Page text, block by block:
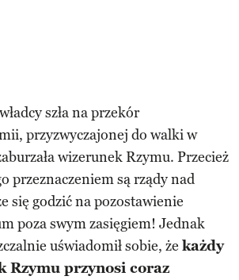
szła na przekór
przyzwyczajonej do walki w
wizerunek Rzymu. Przecież
przeznaczeniem są rządy nad
się godzić na pozostawienie
poza swym zasięgiem! Jednak
uświadomił sobie, że każdy
Rzymu przynosi coraz